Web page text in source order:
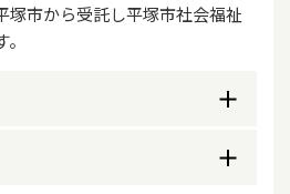
塚市から受託し平塚市社会福祉